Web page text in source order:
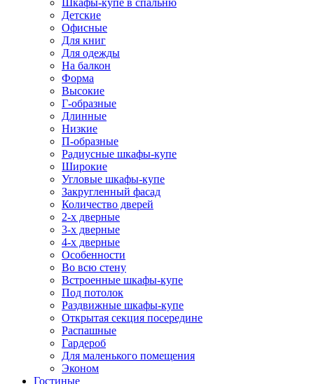
Шкафы-купе в спальню
Детские
Офисные
Для книг
Для одежды
На балкон
Форма
Высокие
Г-образные
Длинные
Низкие
П-образные
Радиусные шкафы-купе
Широкие
Угловые шкафы-купе
Закругленный фасад
Количество дверей
2-х дверные
3-х дверные
4-х дверные
Особенности
Во всю стену
Встроенные шкафы-купе
Под потолок
Раздвижные шкафы-купе
Открытая секция посередине
Распашные
Гардероб
Для маленького помещения
Эконом
Гостиные